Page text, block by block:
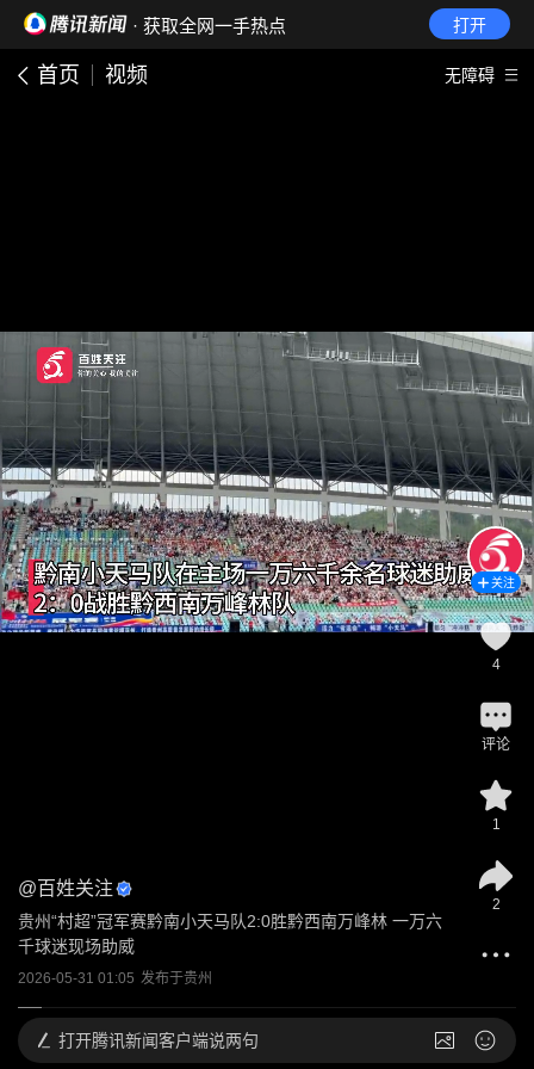
· 获取全网一手热点 打开
首页 视频 无障碍
@百姓关注
贵州“村超”冠军赛黔南小天马队2:0胜黔西南万峰林 一万六
千球迷现场助威
2026-05-31 01:05 发布于贵州
关注
4
评论
1
2
打开腾讯新闻客户端说两句